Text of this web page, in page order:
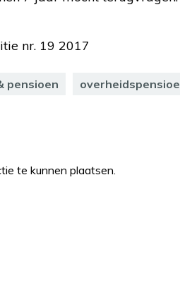
nr. 19 2017
pensioen
te kunnen plaatsen.